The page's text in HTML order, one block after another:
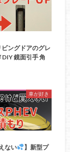
ングドアのグレ
鏡面引手 角
車が好き
ない
】新型プ